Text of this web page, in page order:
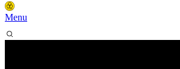
Menu